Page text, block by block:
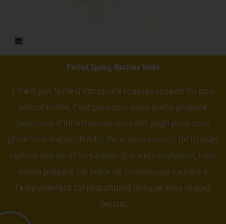
Pocket Spring Machine Viedo
Il n'est pas facile d'introduire tous les aspects du bois
personnalisé, c'est pourquoi nous avons préparé
beaucoup d'informations sur cette page pour vous
permettre d'approfondir. Pour vous assurer de trouver
rapidement les informations que vous souhaitez, nous
avons préparé cet index de contenu qui sautera à
l'emplacement correspondant lorsque vous cliquez
dessus.